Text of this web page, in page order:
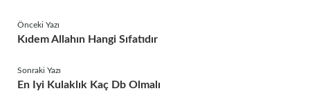
Önceki Yazı
Kıdem Allahın Hangi Sıfatıdır
Sonraki Yazı
En Iyi Kulaklık Kaç Db Olmalı